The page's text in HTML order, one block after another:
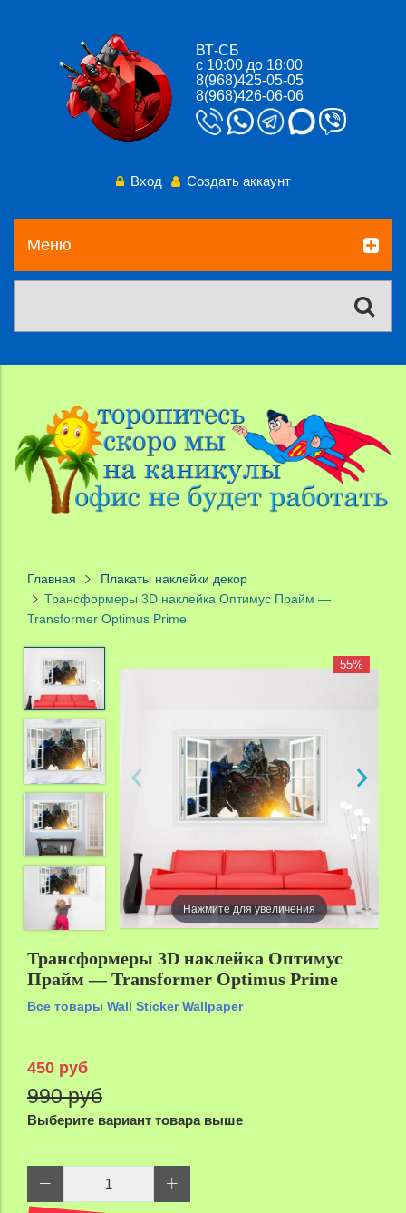
ВТ-СБ
с 10:00 до 18:00
8(968)425-05-05
8(968)426-06-06
Вход Создать аккаунт
Меню
Главная
Плакаты наклейки декор
Трансформеры 3D наклейка Оптимус Прайм —
Transformer Optimus Prime
55%
Нажмите для увеличения
Трансформеры 3D наклейка Оптимус
Прайм — Transformer Optimus Prime
Все товары Wall Sticker Wallpaper
450 руб
990 руб
Выберите вариант товара выше